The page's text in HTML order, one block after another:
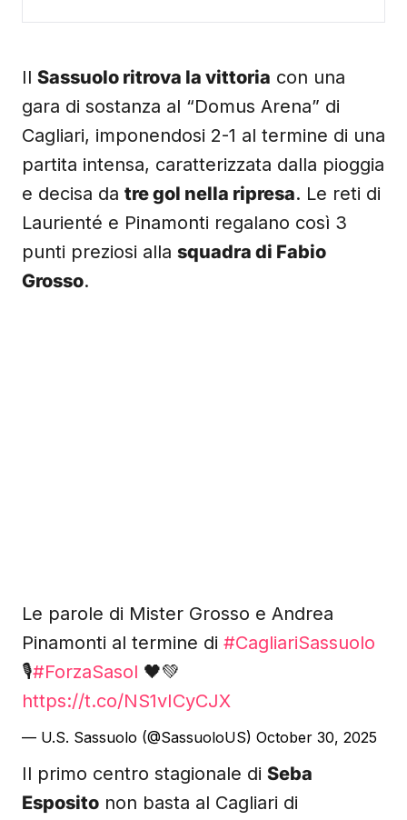
Il Sassuolo ritrova la vittoria con una
gara di sostanza al “Domus Arena” di
Cagliari, imponendosi 2-1 al termine di una
partita intensa, caratterizzata dalla pioggia
e decisa da tre gol nella ripresa. Le reti di
Laurienté e Pinamonti regalano così 3
punti preziosi alla squadra di Fabio
Grosso.
Le parole di Mister Grosso e Andrea
Pinamonti al termine di #CagliariSassuolo
🎙️#ForzaSasol 🖤💚
https://t.co/NS1vICyCJX
— U.S. Sassuolo (@SassuoloUS) October 30, 2025
Il primo centro stagionale di Seba
Esposito non basta al Cagliari di